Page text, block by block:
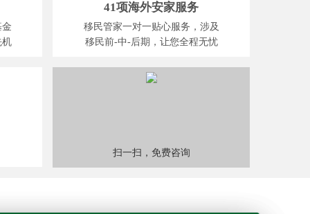
机
41项海外安家服务
移民管家一对一贴心服务，涉及
移民前-中-后期，让您全程无忧
扫一扫，免费咨询